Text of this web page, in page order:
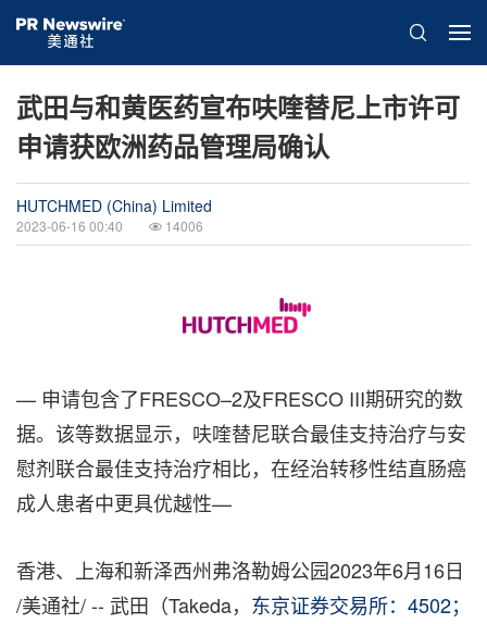
武田与和黄医药宣布呋喹替尼上市许可
申请获欧洲药品管理局确认
HUTCHMED (China) Limited
2023-06-16 00:40 14006
— 申请包含了FRESCO–2及FRESCO III期研究的数
据。该等数据显示，呋喹替尼联合最佳支持治疗与安
慰剂联合最佳支持治疗相比，在经治转移性结直肠癌
成人患者中更具优越性—
香港、上海和新泽西州弗洛勒姆公园2023年6月16日
/美通社/ -- 武田（Takeda， 东京证券交易所：4502；